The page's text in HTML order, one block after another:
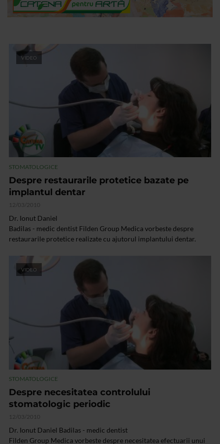
VIDEO
STOMATOLOGICE
Despre restaurarile protetice bazate pe
implantul dentar
12/03/2010
Dr. Ionut Daniel
Badilas - medic dentist Filden Group Medica vorbeste despre
restaurarile protetice realizate cu ajutorul implantului dentar.
VIDEO
STOMATOLOGICE
Despre necesitatea controlului
stomatologic periodic
12/03/2010
Dr. Ionut Daniel Badilas - medic dentist
Filden Group Medica vorbeste despre necesitatea efectuarii unui